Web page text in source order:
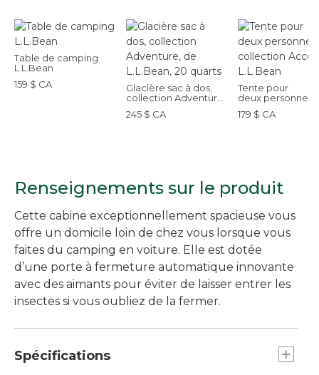
Table de camping
L.L.Bean
159 $ CA
Glacière sac à dos,
collection Adventure,
de L.L.Bean, 20 quarts
245 $ CA
Tente pour
deux personnes,
collection
L.L.Bean
179 $ CA
Renseignements sur le produit
Cette cabine exceptionnellement spacieuse vous
offre un domicile loin de chez vous lorsque vous
faites du camping en voiture. Elle est dotée
d’une porte à fermeture automatique innovante
avec des aimants pour éviter de laisser entrer les
insectes si vous oubliez de la fermer.
Spécifications